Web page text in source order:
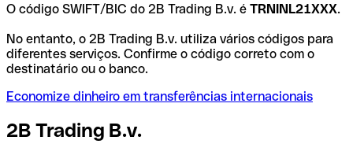
O código SWIFT/BIC do 2B Trading B.v. é TRNINL21XXX.
No entanto, o 2B Trading B.v. utiliza vários códigos para
diferentes serviços. Confirme o código correto com o
destinatário ou o banco.
Economize dinheiro em transferências internacionais
2B Trading B.v.